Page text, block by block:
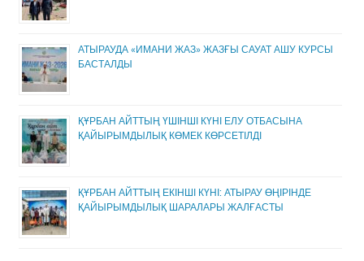
АТЫРАУДА «ИМАНИ ЖАЗ» ЖАЗҒЫ САУАТ АШУ КУРСЫ
БАСТАЛДЫ
ҚҰРБАН АЙТТЫҢ ҮШІНШІ КҮНІ ЕЛУ ОТБАСЫНА
ҚАЙЫРЫМДЫЛЫҚ КӨМЕК КӨРСЕТІЛДІ
ҚҰРБАН АЙТТЫҢ ЕКІНШІ КҮНІ: АТЫРАУ ӨҢІРІНДЕ
ҚАЙЫРЫМДЫЛЫҚ ШАРАЛАРЫ ЖАЛҒАСТЫ